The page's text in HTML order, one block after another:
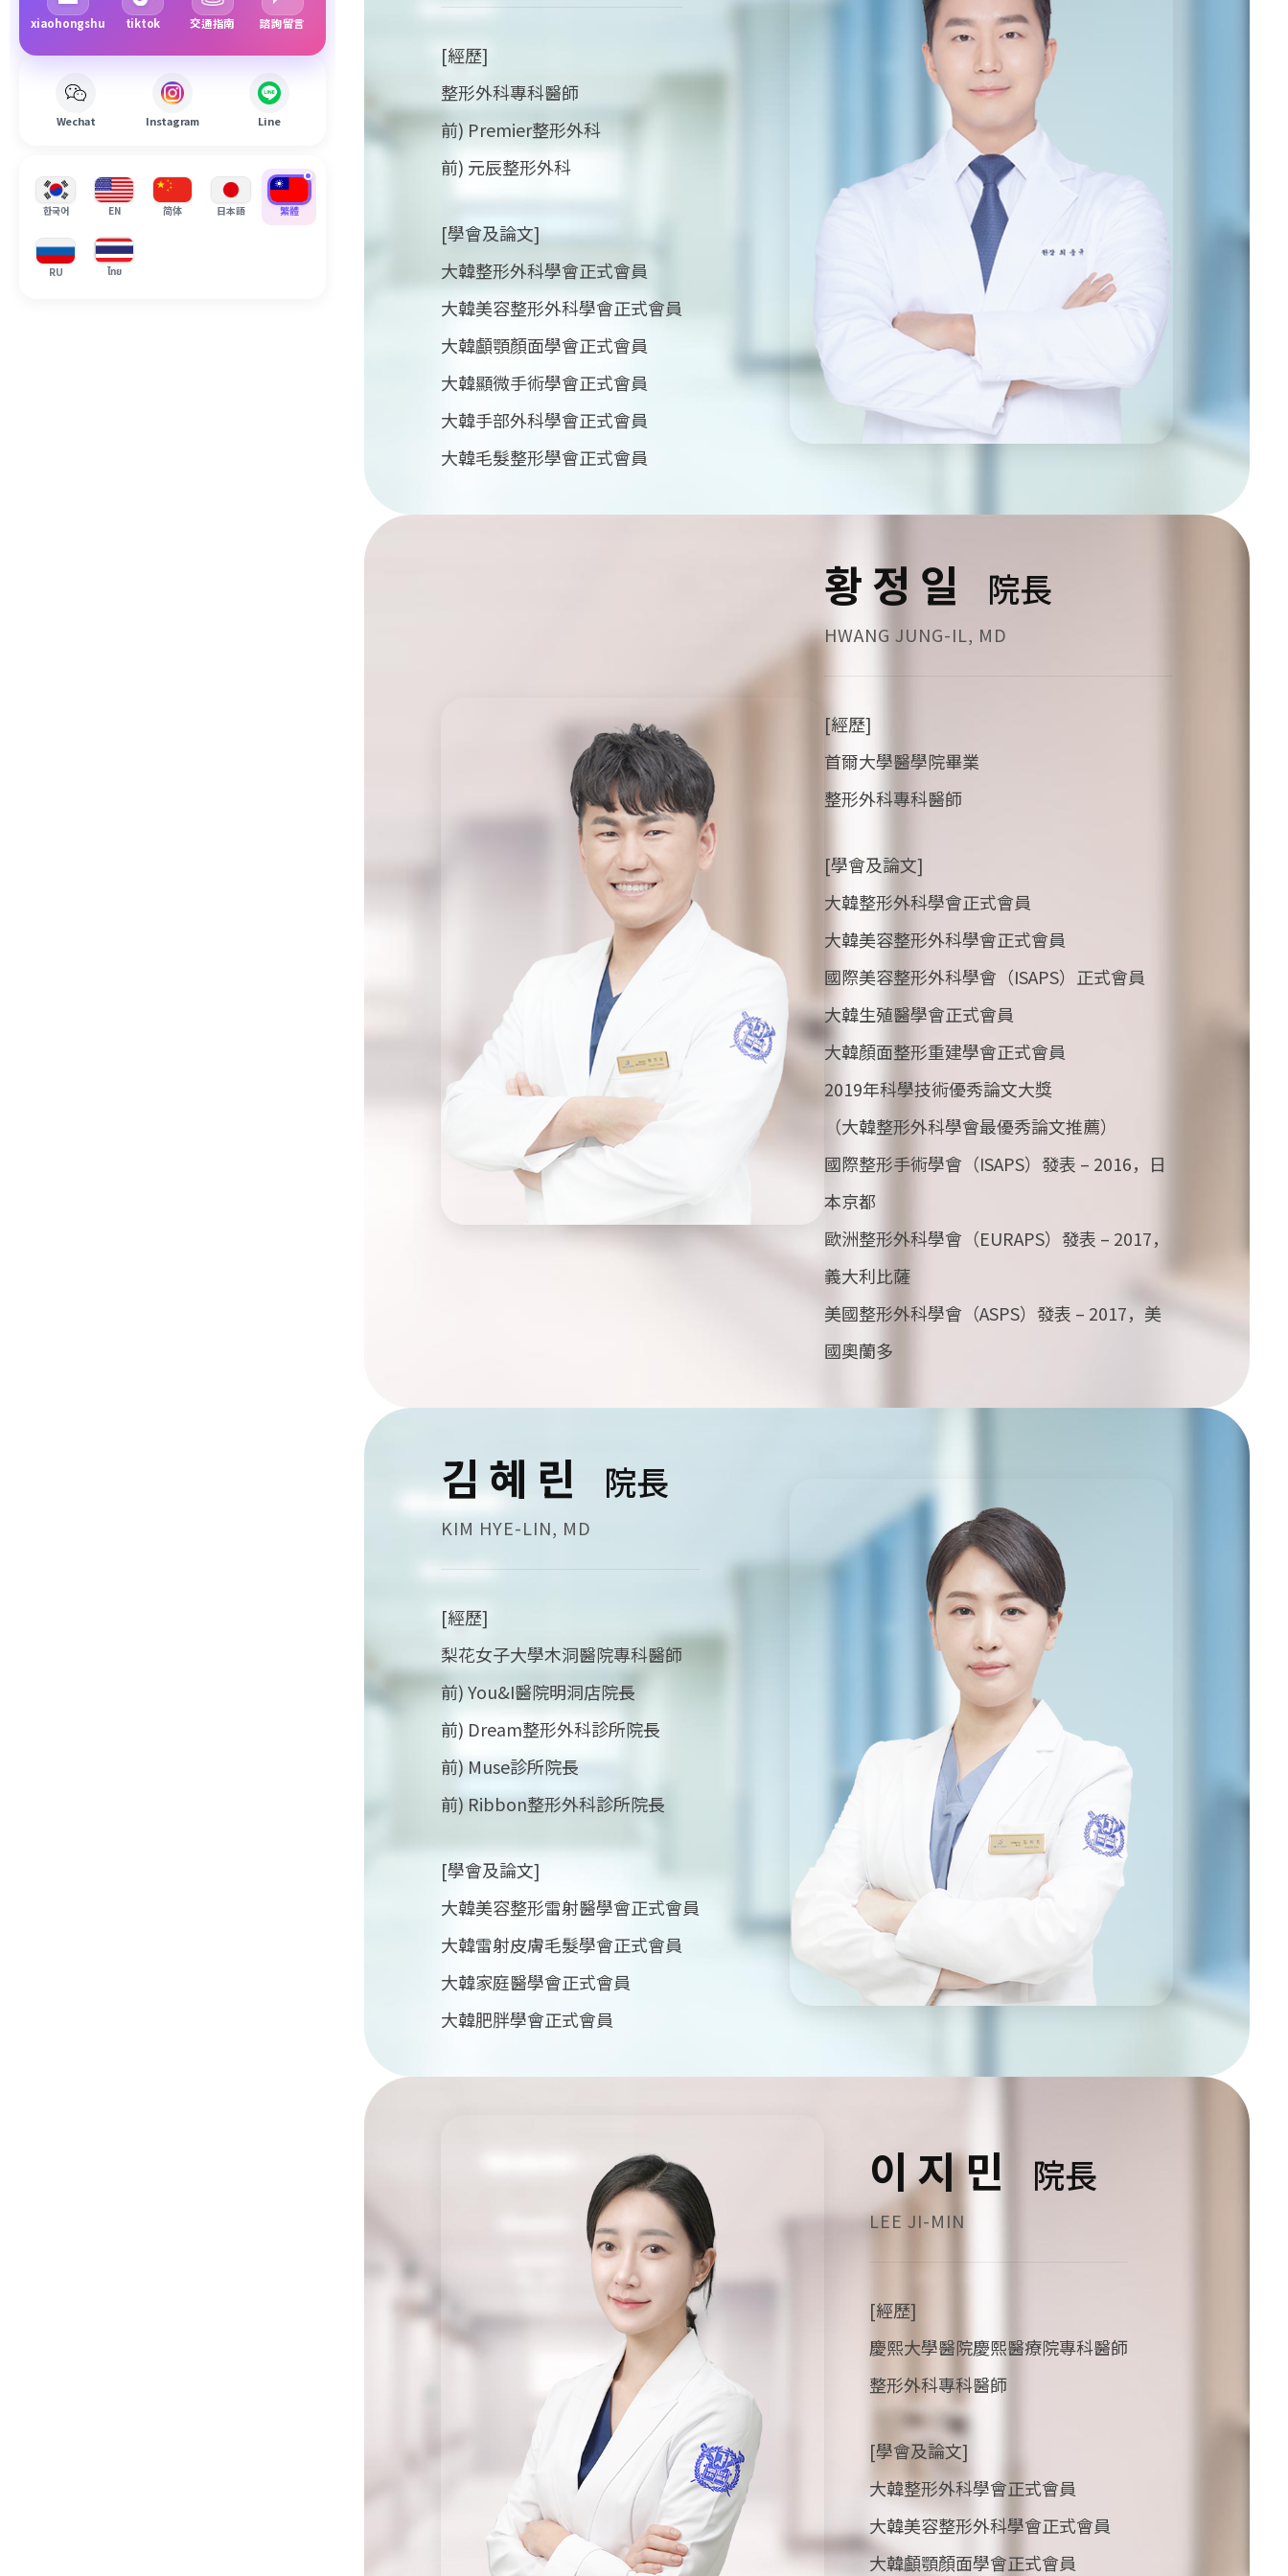
xiaohongshu tiktok 交通指南 諮詢留言
Wechat Instagram Line
한국어 EN 简体 日本語 繁體
RU ไทย
[經歷]
整形外科專科醫師
前) Premier整形外科
前) 元辰整形外科
[學會及論文]
大韓整形外科學會正式會員
大韓美容整形外科學會正式會員
大韓顱顎顏面學會正式會員
大韓顯微手術學會正式會員
大韓手部外科學會正式會員
大韓毛髮整形學會正式會員
황정일 院長
HWANG JUNG-IL, MD
[經歷]
首爾大學醫學院畢業
整形外科專科醫師
[學會及論文]
大韓整形外科學會正式會員
大韓美容整形外科學會正式會員
國際美容整形外科學會（ISAPS）正式會員
大韓生殖醫學會正式會員
大韓顏面整形重建學會正式會員
2019年科學技術優秀論文大獎
（大韓整形外科學會最優秀論文推薦）
國際整形手術學會（ISAPS）發表 – 2016，日
本京都
歐洲整形外科學會（EURAPS）發表 – 2017，
義大利比薩
美國整形外科學會（ASPS）發表 – 2017，美
國奧蘭多
김혜린 院長
KIM HYE-LIN, MD
[經歷]
梨花女子大學木洞醫院專科醫師
前) You&I醫院明洞店院長
前) Dream整形外科診所院長
前) Muse診所院長
前) Ribbon整形外科診所院長
[學會及論文]
大韓美容整形雷射醫學會正式會員
大韓雷射皮膚毛髮學會正式會員
大韓家庭醫學會正式會員
大韓肥胖學會正式會員
이지민 院長
LEE JI-MIN
[經歷]
慶熙大學醫院慶熙醫療院專科醫師
整形外科專科醫師
[學會及論文]
大韓整形外科學會正式會員
大韓美容整形外科學會正式會員
大韓顱顎顏面學會正式會員